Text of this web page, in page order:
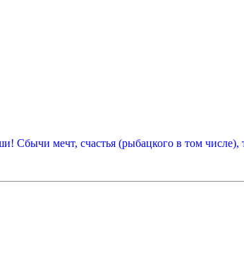
мечт, счастья (рыбацкого в том числе),